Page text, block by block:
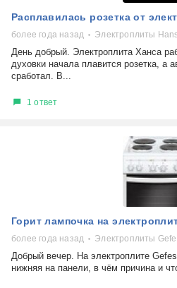
Расплавилась розетка от
более года назад Электроплиты
День добрый. Электроплита Ханса
духовки начала плавится розетка, а
сработал. В...
1 ответ
Горит лампочка на
более года назад Электроплиты
Добрый вечер. На электроплите
нижняя на панели, в чём причина и